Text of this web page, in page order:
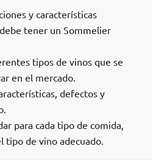
y características
tener un Sommelier
tipos de vinos que se
en el mercado.
defectos y
para cada tipo de comida,
tipo de vino adecuado.